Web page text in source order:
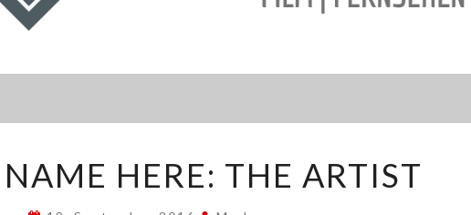
NAME
HERE: THE ARTIST